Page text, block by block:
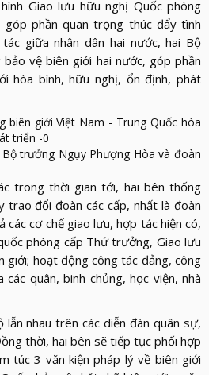
Giao lưu hữu nghị Quốc phòng
phần quan trọng thúc đẩy tình
giữa nhân dân hai nước, hai Bộ
vệ biên giới hai nước, góp phần
hòa bình, hữu nghị, ổn định, phát
Phượng Hòa và đoàn
trong thời gian tới, hai bên thống
trao đổi đoàn các cấp, nhất là đoàn
các cơ chế giao lưu, hợp tác hiện có,
phòng cấp Thứ trưởng, Giao lưu
giới; hoạt động công tác đảng, công
quân, binh chủng, học viện, nhà
nhau trên các diễn đàn quân sự,
thời, hai bên sẽ tiếp tục phối hợp
túc 3 văn kiện pháp lý về biên giới